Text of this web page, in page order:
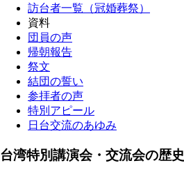
訪台者一覧（冠婚葬祭）
資料
団員の声
帰朝報告
祭文
結団の誓い
参拝者の声
特別アピール
日台交流のあゆみ
台湾特別講演会・交流会の歴史